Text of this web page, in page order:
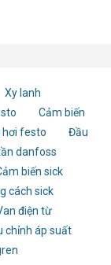
Xy lanh
Cảm biến
hơi festo
Đầu
danfoss
biến sick
cách sick
điện từ
chỉnh áp suất